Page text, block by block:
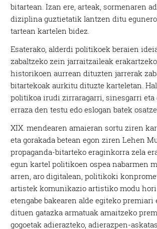
bitartean. Izan ere, arteak, sormenaren
diziplina guztietatik lantzen ditu
tartean kartelen bidez.
Esaterako, alderdi politikoek beraien
zabaltzeko zein jarraitzaileak
historikoen aurrean dituzten jarrerak
bitartekoak aurkitu dituzte karteletan.
politikoa irudi zirraragarri, sinesgarri eta
erraza den testu edo eslogan batek
XIX. mendearen amaieran sortu ziren
eta gorakada betean egon ziren Lehen
propaganda-bitarteko eraginkorra zela
egun kartel politikoen ospea nabarmen
arren, aro digitalean, politikoki
artistek komunikazio artistiko modu
etengabe bakearen alde egiteko premiari
dituen gatazka armatuak amaitzeko
gogoetak adierazteko, adierazpen-